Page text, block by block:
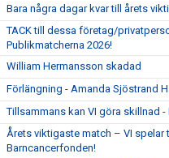
Bara några dagar kvar till årets
TACK till dessa företag/
Publikmatcherna 2026!
William Hermansson skadad
Förlängning - Amanda Sjöstrand
Tillsammans kan VI göra skillnad -
Årets viktigaste match – VI spelar
Barncancerfonden!